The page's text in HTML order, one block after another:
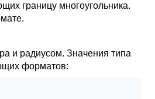
границу многоугольника.
и радиусом. Значения типа
форматов: